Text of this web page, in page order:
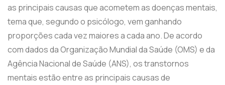
as principais causas que acometem as doenças mentais,
tema que, segundo o psicólogo, vem ganhando
proporções cada vez maiores a cada ano. De acordo
com dados da Organização Mundial da Saúde (OMS) e da
Agência Nacional de Saúde (ANS), os transtornos
mentais estão entre as principais causas de